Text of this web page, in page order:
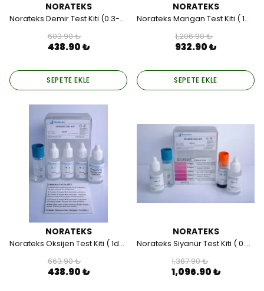
NORATEKS
Norateks Demir Test Kiti (0.3-0.5-1.0-2.5-5.0)ppm(mg/lt).
603.90 ₺
438.90 ₺
SEPETE EKLE
NORATEKS
Norateks Mangan Test Kiti ( 1ml=5ppm (mg/lt)).
1,206.90 ₺
932.90 ₺
SEPETE EKLE
NORATEKS
Norateks Oksijen Test Kiti ( 1damla=0.8ppm (mg/lt)).
663.90 ₺
438.90 ₺
NORATEKS
Norateks Siyanür Test Kiti ( 0.3 – 0.5 – 1.0 – 2.0 – 5.0).
1,387.90 ₺
1,096.90 ₺